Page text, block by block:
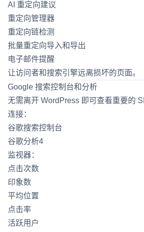
AI 重定向建议
重定向管理器
重定向链检测
批量重定向导入和导出
电子邮件提醒
让访问者和搜索引擎远离损坏的页面。
Google 搜索控制台和分析
无需离开 WordPress 即可查看重要的
连接：
谷歌搜索控制台
谷歌分析4
监视器：
点击次数
印象数
平均位置
点击率
活跃用户